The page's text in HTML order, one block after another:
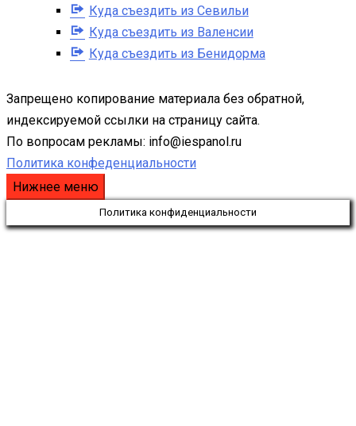
Куда съездить из Севильи
Куда съездить из Валенсии
Куда съездить из Бенидорма
Запрещено копирование материала без обратной,
индексируемой ссылки на страницу сайта.
По вопросам рекламы: info@iespanol.ru
Политика конфеденциальности
Нижнее меню
Политика конфиденциальности